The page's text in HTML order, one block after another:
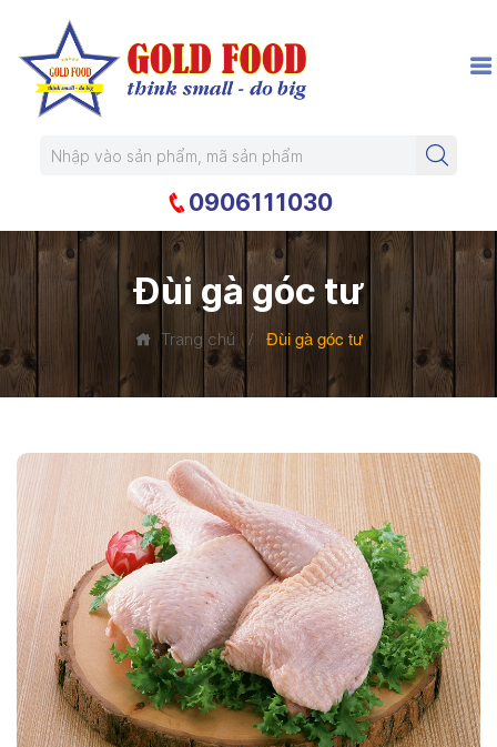
0906111030
Đùi gà góc tư
Trang chủ / Đùi gà góc tư